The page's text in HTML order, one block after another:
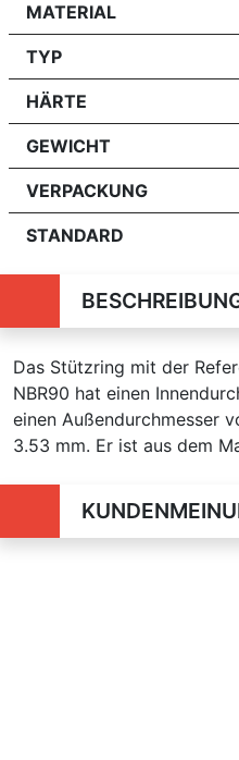
MATERIAL
TYP
HÄRTE
GEWICHT
VERPACKUNG
STANDARD
Das Stützring mit der
NBR90 hat einen
einen Außendurchmesser
3.53 mm. Er ist aus dem